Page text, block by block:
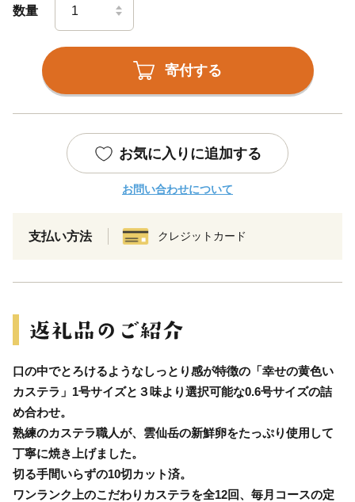
数量
寄付する
お気に入りに追加する
お問い合わせについて
支払い方法 クレジットカード
口の中でとろけるようなしっとり感が特徴の「幸せの黄色い
カステラ」1号サイズと３味より選択可能な0.6号サイズの詰
め合わせ。
熟練のカステラ職人が、雲仙岳の新鮮卵をたっぷり使用して
丁寧に焼き上げました。
切る手間いらずの10切カット済。
ワンランク上のこだわりカステラを全12回、毎月コースの定